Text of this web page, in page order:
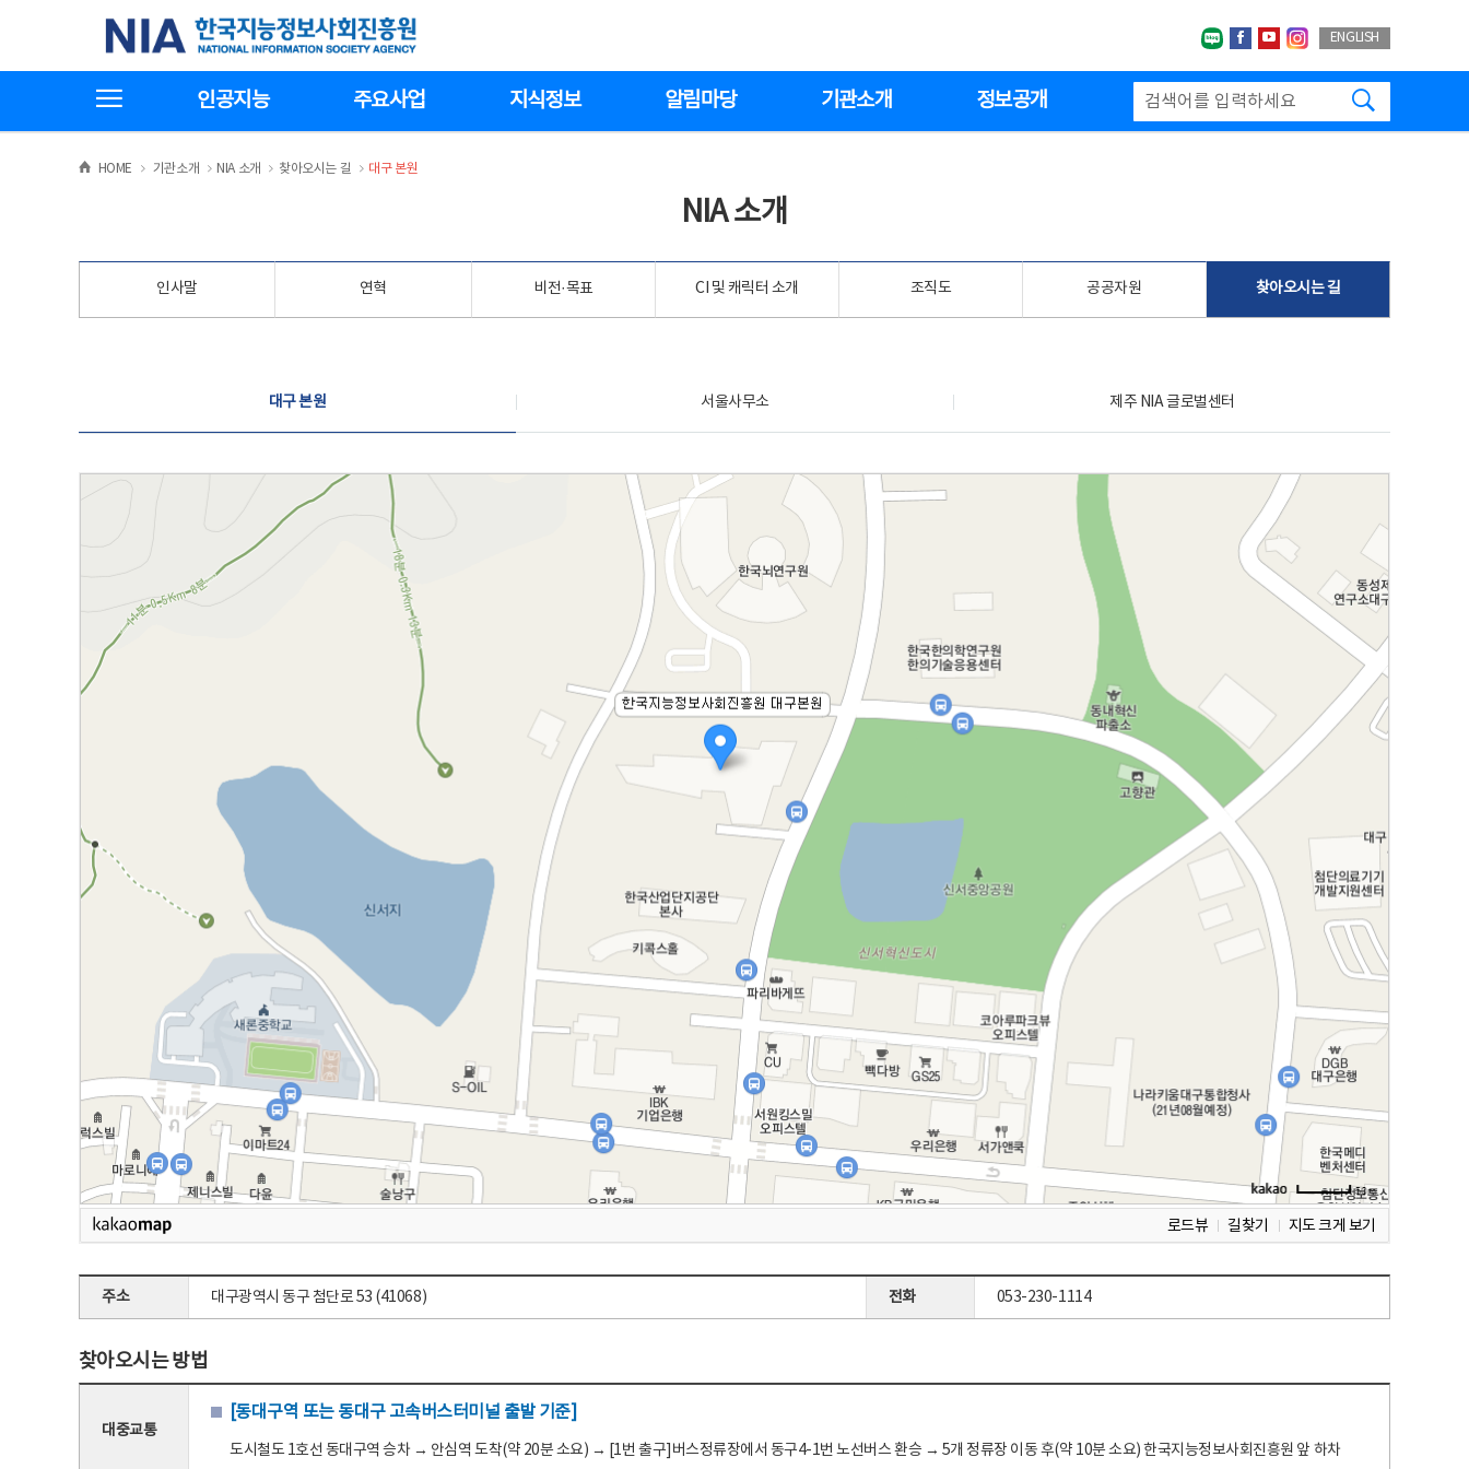
기
한국지능정보사회진흥원
네이버블로그
페이스북
유투브인스타그랩
ENGLISH
인공지능 주요사업 지식정보 알림마당 기관소개 정보공개
HOME >
기관소개 >NIA 소개 >
찾아오시는 길 >
대구 본원
NIA 소개
인사말 연혁 비전·목표 CI 및 캐릭터 소개 조직도 공공자원 찾아오시는 길
대구 본원 서울사무소 제주 NIA 글로벌센터
로드뷰 길찾기 지도 크게 보기
주소 대구광역시 동구 첨단로 53 (41068) 전화 053-230-1114
찾아오시는 방법
대중교통
[동대구역 또는 동대구 고속버스터미널 출발 기준]
도시철도 1호선 동대구역 승차 → 안심역 도착(약 20분 소요) → [1번 출구]버스정류장에서 동구4-1번 노선버스 환승 → 5개 정류장 이동 후(약 10분 소요) 한국지능정보사회진흥원 앞 하차